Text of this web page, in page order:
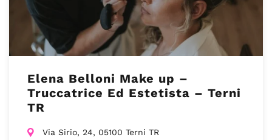
Elena Belloni Make up –
Truccatrice Ed Estetista – Terni
TR
Via Sirio, 24, 05100 Terni TR